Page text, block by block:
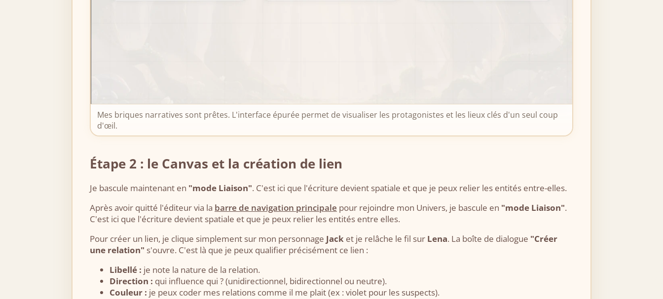
Mes briques narratives sont prêtes. L'interface épurée permet de visualiser les protagonistes et les lieux clés d'un seul coup
d'œil.
Étape 2 : le Canvas et la création de lien
Je bascule maintenant en "mode Liaison". C'est ici que l'écriture devient spatiale et que je peux relier les entités entre-elles.
Après avoir quitté l'éditeur via la barre de navigation principale pour rejoindre mon Univers, je bascule en "mode Liaison".
C'est ici que l'écriture devient spatiale et que je peux relier les entités entre elles.
Pour créer un lien, je clique simplement sur mon personnage Jack et je relâche le fil sur Lena. La boîte de dialogue "Créer
une relation" s'ouvre. C'est là que je peux qualifier précisément ce lien :
Libellé : je note la nature de la relation.
Direction : qui influence qui ? (unidirectionnel, bidirectionnel ou neutre).
Couleur : je peux coder mes relations comme il me plait (ex : violet pour les suspects).